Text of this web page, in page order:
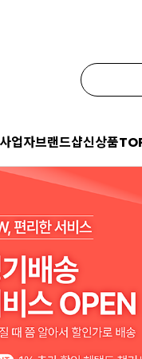
업자브랜드샵신상품